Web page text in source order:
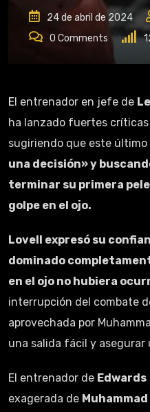
24 de abril de 2024
0 Comments
El entrenador en jefe de
ha lanzado fuertes críticas
sugiriendo que este
una decisión» y
terminar su primera
golpe en el ojo.
Lovell expresó su
dominado
en el ojo no hubiera
interrupción del combate
aprovechada por
una salida fácil y asegurar
El entrenador de Edwards
exagerada de Muhammad